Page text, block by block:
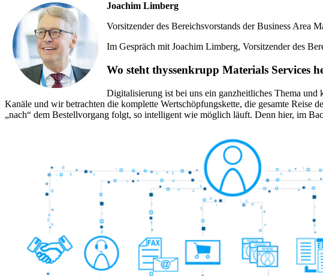
Joachim Limberg
Vorsitzender des Bereichsvorstands der Business Area
Im Gespräch mit Joachim Limberg, Vorsitzender des
Wo steht thyssenkrupp Materials Services
Digitalisierung ist bei uns ein ganzheitliches Thema
Kanäle und wir betrachten die komplette Wertschöpfungskette, die gesamte Reise
„nach“ dem Bestellvorgang folgt, so intelligent wie möglich läuft. Denn hier, im